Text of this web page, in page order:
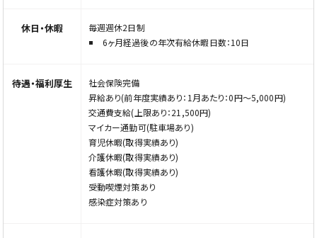
休日・休暇
毎週週休2日制
6ヶ月経過後の年次有給休暇日数：10日
待遇・福利厚生
社会保険完備
昇給あり(前年度実績あり：1月あたり：0円〜5,000円)
交通費支給(上限あり：21,500円)
マイカー通勤可(駐車場あり)
育児休暇(取得実績あり)
介護休暇(取得実績あり)
看護休暇(取得実績あり)
受動喫煙対策あり
感染症対策あり